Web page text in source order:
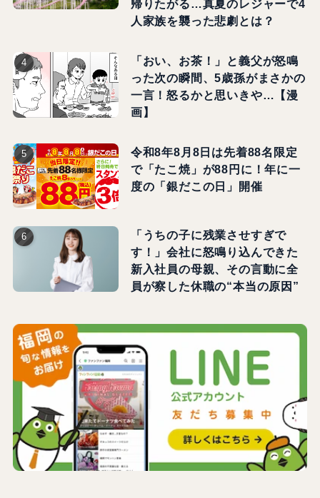
帰りたがる…真夏のレジャーで4
人家族を襲った悲劇とは？
「おい、お茶！」と義父が怒鳴
った次の瞬間、5歳孫がまさかの
一言！怒るかと思いきや…【漫
画】
令和8年8月8日は先着88名限定
で「たこ焼」が88円に！年に一
度の「銀だこの日」開催
「うちの子に残業させすぎで
す！」会社に怒鳴り込んできた
新入社員の母親、その言動に全
員が察した休職の“本当の原因”